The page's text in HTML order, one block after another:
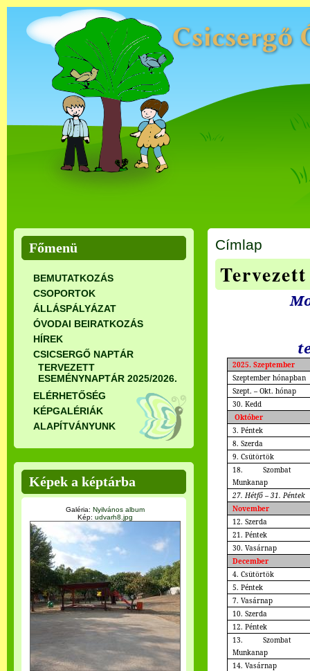
Főmenü
BEMUTATKOZÁS
CSOPORTOK
ÁLLÁSPÁLYÁZAT
ÓVODAI BEIRATKOZÁS
HÍREK
CSICSERGŐ NAPTÁR
TERVEZETT
ESEMÉNYNAPTÁR 2025/2026.
ELÉRHETŐSÉG
KÉPGALÉRIÁK
ALAPÍTVÁNYUNK
Képek a képtárba
Galéria: Nyilvános album
Kép: udvarh8.jpg
Címlap
2025. Szeptember
Szeptember hónapban
Szept. – Okt. hónap
30. Kedd
Október
3. Péntek
8. Szerda
9. Csütörtök
18. Szombat
Munkanap
27. Hétfő – 31. Péntek
November
12. Szerda
21. Péntek
30. Vasárnap
December
4. Csütörtök
5. Péntek
7. Vasárnap
10. Szerda
12. Péntek
13. Szombat
Munkanap
14. Vasárnap